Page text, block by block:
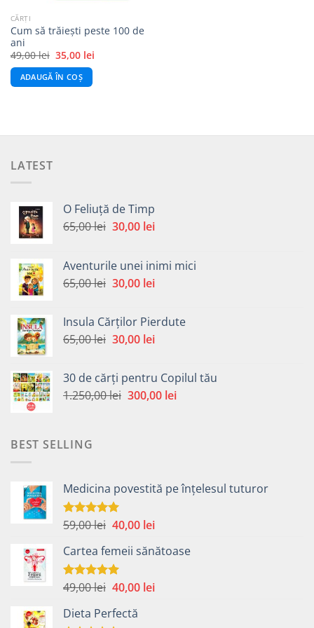
CĂRȚI
Cum să trăiești peste 100 de
ani
49,00lei Prețul
inițial
a
fost:
49,00 lei.
35,00 leiPrețul
curent
ADAUGĂ ÎN COȘ
LATEST
O Feliuță de Timp
65,00lei Prețul
fost:
65,00 lei.
30,00 leiPrețul
30,00 lei.
Aventurile unei inimi mici
65,00lei Prețul
fost:
65,00 lei.
30,00 leiPrețul
30,00 lei.
Insula Cărților Pierdute
65,00lei Prețul
fost:
65,00 lei.
30,00 leiPrețul
30,00 lei.
30 de cărți pentru Copilul tău
1.250,00lei Prețul
300,00 leiPrețul
BEST SELLING
Medicina povestită pe înțelesul tuturor
Evaluat la
59,00lei Prețul
a
fost:
59,00 lei.
40,00 leiPrețul
este:
Cartea femeii sănătoase
Evaluat la
49,00lei Prețul
a
40,00 leiPrețul
Dieta Perfectă